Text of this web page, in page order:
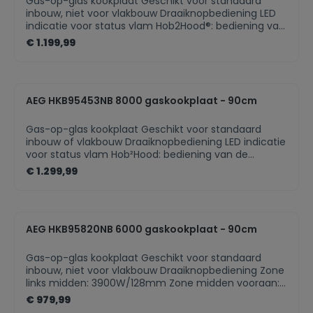
inbouw, niet voor vlakbouw Draaiknopbediening LED
indicatie voor status vlam Hob2Hood®: bediening van
de dampkap via de kookplaat Zone links vooraan:
2000W/80mm Zone links achteraan: 2000W/80mm
sneller dan traditionele branders Display met LED
metalen afwerking Gas conversie kit voor butaangas
Kookplaat met bediening Plaats bediening: Front
Akoestisch signaal Kleur: Zwart
€ 1.199,99
AEG HKB95453NB 8000 gaskookplaat - 90cm
Gas-op-glas kookplaat Geschikt voor standaard
inbouw of vlakbouw Draaiknopbediening LED indicatie
voor status vlam Hob²Hood: bediening van de
dampkap via de kookplaat Zone links vooraan:
1900W/78mm Zone links achteraan: 1900W/78mm
20% zuiniger dan eenstandaard brander Stop&Go-
voor butaangas Kookplaat met bediening Plaats
bediening: vooraan rechts Akoestisch signaal Kleur:
zwart
€ 1.299,99
AEG HKB95820NB 6000 gaskookplaat - 90cm
Gas-op-glas kookplaat Geschikt voor standaard
inbouw, niet voor vlakbouw Draaiknopbediening Zone
links midden: 3900W/128mm Zone midden vooraan:
1000W/65mm Zone midden achteraan:
1900W/80mm Zone rechts vooraan: 1900W/80mm
€ 979,99